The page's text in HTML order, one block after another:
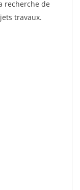
recherche de
travaux.